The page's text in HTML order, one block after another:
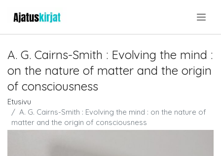
A. G. Cairns-Smith : Evolving the mind :
on the nature of matter and the origin
of consciousness
Etusivu
A. G. Cairns-Smith : Evolving the mind : on the nature of
matter and the origin of consciousness